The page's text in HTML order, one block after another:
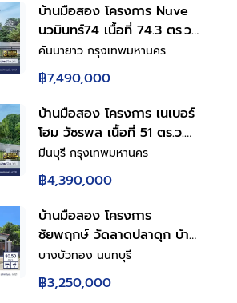
บ้านมือสอง โครงการ Nuve
นวมินทร์74 เนื้อที่ 74.3 ตร.ว.
ฟังก์ชัน 5 ห้องนอน 4 ห้องน้ำ
2 ที่จอดรถ มีห้องนอนชั้นล่าง
ดีไซน์โดดเด่น บนทำเล
ศักยภาพ เดินทางสะดวกเชื่อม
ต่อถนนเกษตร-นวมินทร์ ถนน
รามอินทรา ถนนเสรีไทย ใกล้
ห้างสรรพสินค้า Central
EastVille และจุดขึ้นทางด่วน
คันนายาว กรุงเทพมหานคร
฿7,490,000
บ้านมือสอง โครงการ เนเบอร์
โฮม วัชรพล เนื้อที่ 51 ตร.ว.
พื้นที่ใช้สอย 157.58 ตร.ม.
ฟังก์ชัน 4 ห้องนอน 2 ห้องน้ำ
2 ที่จอดรถ บนทำเลศักยภาพ
เดินทางสะดวกเชื่อมต่อถนน
สุขาภิบาล5 ถนนวัชรพล ถนน
รามอินทรา ใกล้ห้างสรรพ
สินค้า Fashion Island และ
จุดขึ้นทางด่วน "ฉลองรัช"
มีนบุรี กรุงเทพมหานคร
฿4,390,000
บ้านมือสอง โครงการ
ชัยพฤกษ์ วัดลาดปลาดุก บ้าน
เดี่ยว 2 ชั้น 4 ห้องนอน 2
ห้องน้ำ จอดรถ 3 คัน เนื้อที่
53 ตร.ว. ใช้สอย 120 ตร.ม. มี
บางบัวทอง นนทบุรี
฿3,250,000